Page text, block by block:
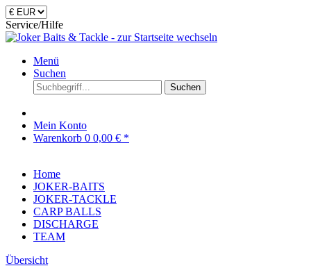
Service/Hilfe
Menü
Suchen
Suchen
Mein Konto
Warenkorb 0 0,00 € *
Home
JOKER-BAITS
JOKER-TACKLE
CARP BALLS
DISCHARGE
TEAM
Übersicht